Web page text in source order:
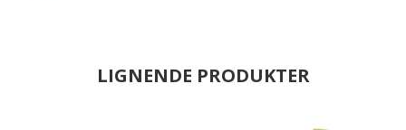
LIGNENDE PRODUKTER